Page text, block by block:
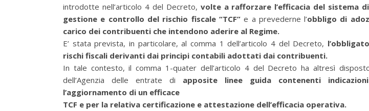
introdotte nell’articolo 4 del Decreto, volte a rafforzare l’efficacia del sistema
gestione e controllo del rischio fiscale “TCF”e a prevederne l’obbligo di
carico dei contribuenti che intendono aderire al Regime.
E’ stata prevista, in particolare, al comma 1 dell’articolo 4 del Decreto,
rischi fiscali derivanti dai principi contabili adottati dai contribuenti.
In tale contesto, il comma 1-quater dell’articolo 4 del Decreto ha altresì
dell’Agenzia delle entrate di apposite linee guida contenenti
l’aggiornamento di un efficace
TCF e per la relativa certificazione e attestazione dell’efficacia operativa.